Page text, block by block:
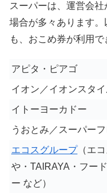
スーパーは、運営会
場合が多々あります
も、おこめ券が利用で
アピタ・ピアゴ
イオン／イオンスタ
イトーヨーカドー
うおとみ／スーパーフ
エコスグループ（エ
や・TAIRAYA・フー
ー など）